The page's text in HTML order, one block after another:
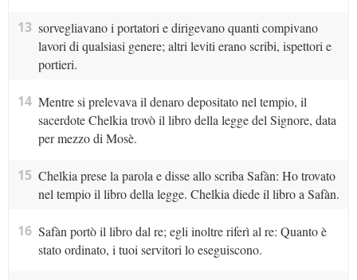
13 sorvegliavano i portatori e dirigevano quanti compivano
lavori di qualsiasi genere; altri leviti erano scribi, ispettori e
portieri.
14 Mentre si prelevava il denaro depositato nel tempio, il
sacerdote Chelkia trovò il libro della legge del Signore, data
per mezzo di Mosè.
15 Chelkia prese la parola e disse allo scriba Safàn: Ho trovato
nel tempio il libro della legge. Chelkia diede il libro a Safàn.
16 Safàn portò il libro dal re; egli inoltre riferì al re: Quanto è
stato ordinato, i tuoi servitori lo eseguiscono.